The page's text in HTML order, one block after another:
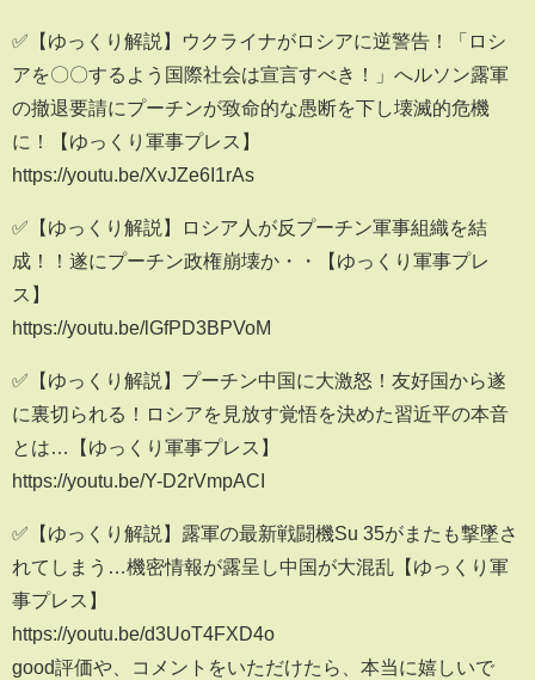
✅【ゆっくり解説】ウクライナがロシアに逆警告！「ロシ
アを〇〇するよう国際社会は宣言すべき！」へルソン露軍
の撤退要請にプーチンが致命的な愚断を下し壊滅的危機
に！【ゆっくり軍事プレス】
https://youtu.be/XvJZe6I1rAs
✅【ゆっくり解説】ロシア人が反プーチン軍事組織を結
成！！遂にプーチン政権崩壊か・・【ゆっくり軍事プレ
ス】
https://youtu.be/lGfPD3BPVoM
✅【ゆっくり解説】プーチン中国に大激怒！友好国から遂
に裏切られる！ロシアを見放す覚悟を決めた習近平の本音
とは…【ゆっくり軍事プレス】
https://youtu.be/Y-D2rVmpACI
✅【ゆっくり解説】露軍の最新戦闘機Su 35がまたも撃墜さ
れてしまう…機密情報が露呈し中国が大混乱【ゆっくり軍
事プレス】
https://youtu.be/d3UoT4FXD4o
good評価や、コメントをいただけたら、本当に嬉しいで